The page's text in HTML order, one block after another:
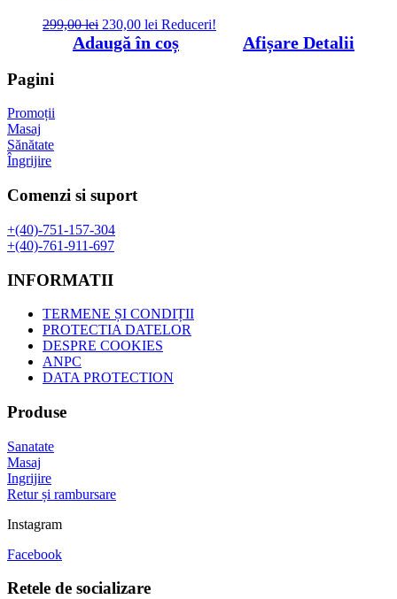
299,00lei Prețul
inițial
a
230,00 lei Prețul
curent
este:
Reduceri!
Adaugă în coș Afișare Detalii
Pagini
Promoții
Masaj
Sănătate
Îngrijire
Comenzi si suport
+(40)-751-157-304
+(40)-761-911-697
INFORMATII
TERMENE ȘI CONDIȚII
PROTECTIA DATELOR
DESPRE COOKIES
ANPC
DATA PROTECTION
Produse
Sanatate
Masaj
Ingrijire
Retur și rambursare
Instagram
Facebook
Retele de socializare